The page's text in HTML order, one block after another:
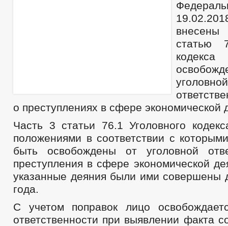
статью
уголовной
о преступлениях в сфере экономической
Часть 3 статьи 76.1 Уголовного
положениями в соответствии с
быть освобождены от уголовной
преступления в сфере экономической
указанные деяния были ими совершены
года.
С учетом поправок лицо
ответственности при выявлении факта